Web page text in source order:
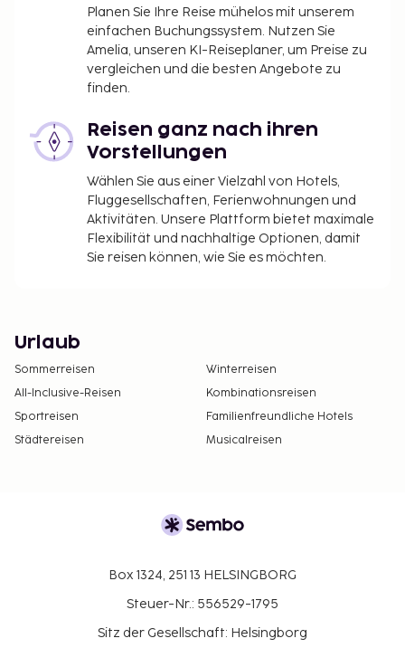
Planen Sie Ihre Reise mühelos mit unserem
einfachen Buchungssystem. Nutzen Sie
Amelia, unseren KI-Reiseplaner, um Preise zu
vergleichen und die besten Angebote zu
finden.
Reisen ganz nach ihren
Vorstellungen
Wählen Sie aus einer Vielzahl von Hotels,
Fluggesellschaften, Ferienwohnungen und
Aktivitäten. Unsere Plattform bietet maximale
Flexibilität und nachhaltige Optionen, damit
Sie reisen können, wie Sie es möchten.
Urlaub
Sommerreisen
Winterreisen
All-Inclusive-Reisen
Kombinationsreisen
Sportreisen
Familienfreundliche Hotels
Städtereisen
Musicalreisen
Box 1324, 251 13 HELSINGBORG
Steuer-Nr.: 556529-1795
Sitz der Gesellschaft: Helsingborg